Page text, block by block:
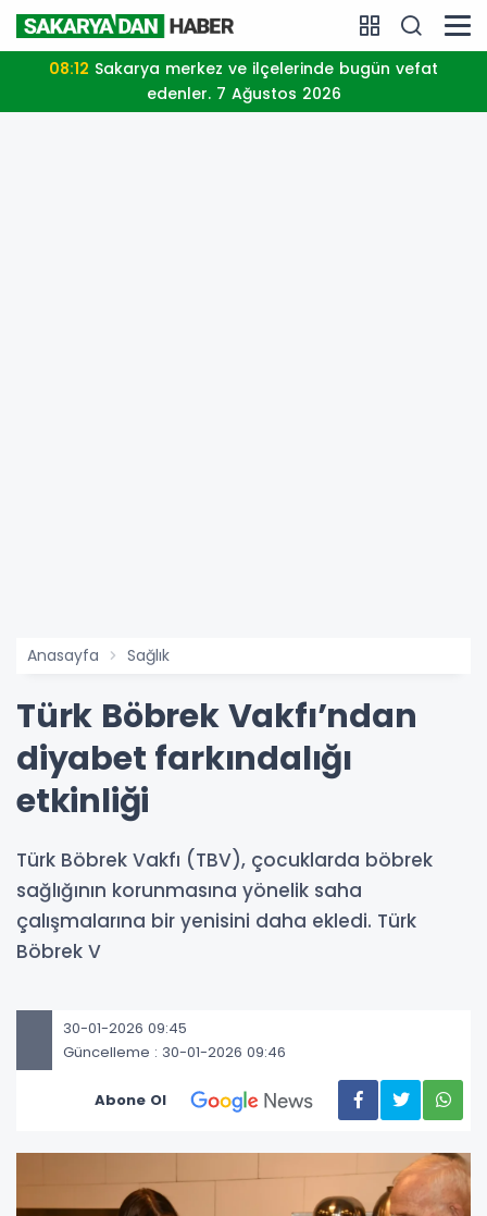
08:12
edenler. 7 Ağustos 2026
Anasayfa Sağlık
Türk Böbrek Vakfı’ndan
diyabet farkındalığı
etkinliği
Türk Böbrek Vakfı (TBV), çocuklarda böbrek
sağlığının korunmasına yönelik saha
çalışmalarına bir yenisini daha ekledi. Türk
Böbrek V
30-01-2026 09:45
Güncelleme : 30-01-2026 09:46
Abone Ol